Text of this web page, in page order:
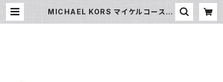
MICHAEL KORS マイケルコース シ